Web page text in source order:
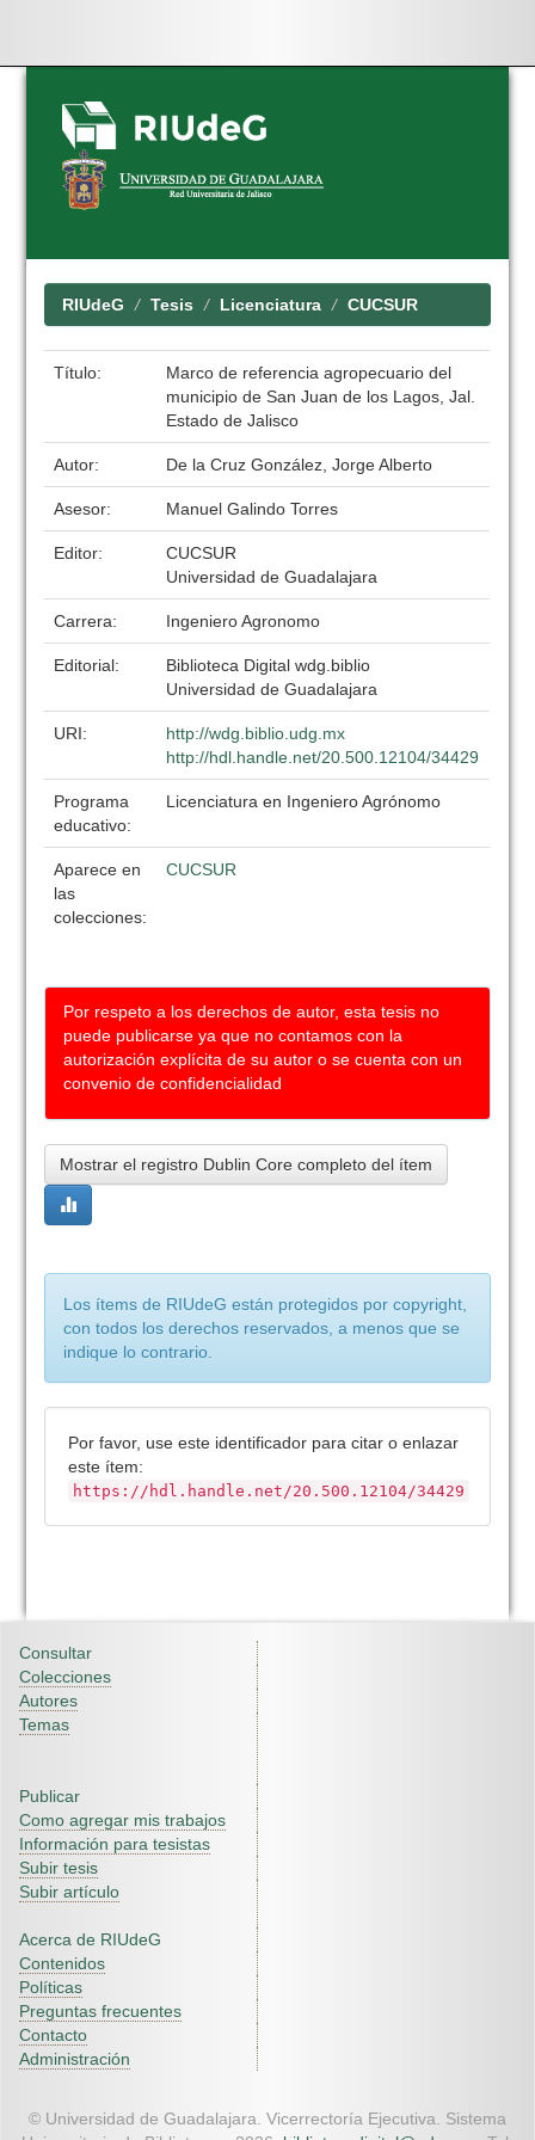
Skip
navigation
RIUdeG Tesis Licenciatura CUCSUR
Título:
Marco de referencia agropecuario del
municipio de San Juan de los Lagos, Jal.
Estado de Jalisco
Autor: De la Cruz González, Jorge Alberto
Asesor: Manuel Galindo Torres
Editor:
CUCSUR
Universidad de Guadalajara
Carrera: Ingeniero Agronomo
Editorial:
Biblioteca Digital wdg.biblio
Universidad de Guadalajara
URI:
http://wdg.biblio.udg.mx
http://hdl.handle.net/20.500.12104/34429
Programa
educativo:
Licenciatura en Ingeniero Agrónomo
Aparece en
las
colecciones:
CUCSUR
Por respeto a los derechos de autor, esta tesis no
puede publicarse ya que no contamos con la
autorización explícita de su autor o se cuenta con un
convenio de confidencialidad
Mostrar el registro Dublin Core completo del ítem
Los ítems de RIUdeG están protegidos por copyright,
con todos los derechos reservados, a menos que se
indique lo contrario.
Por favor, use este identificador para citar o enlazar
este ítem:
https://hdl.handle.net/20.500.12104/34429
Consultar
Colecciones
Autores
Temas
Publicar
Como agregar mis trabajos
Información para tesistas
Subir tesis
Subir artículo
Acerca de RIUdeG
Contenidos
Políticas
Preguntas frecuentes
Contacto
Administración
© Universidad de Guadalajara. Vicerrectoría Ejecutiva. Sistema